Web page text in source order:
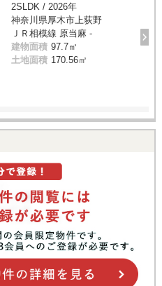
2SLDK / 2026年
神奈川県厚木市上荻野
ＪＲ相模線 原当麻 -
建物面積 97.7㎡
土地面積 170.56㎡